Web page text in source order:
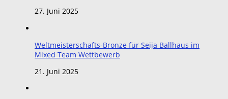
27. Juni 2025
Weltmeisterschafts-Bronze für Seija Ballhaus im
Mixed Team Wettbewerb
21. Juni 2025